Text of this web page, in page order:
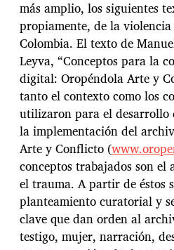
más amplio, los siguientes
propiamente, de la
Colombia. El texto de
Leyva, “Conceptos para la
digital: Oropéndola Arte y
tanto el contexto como los
utilizaron para el desarrollo
la implementación del
Arte y Conflicto (
conceptos trabajados son
el trauma. A partir de éstos
planteamiento curatorial y
clave que dan orden al
testigo, mujer, narración,